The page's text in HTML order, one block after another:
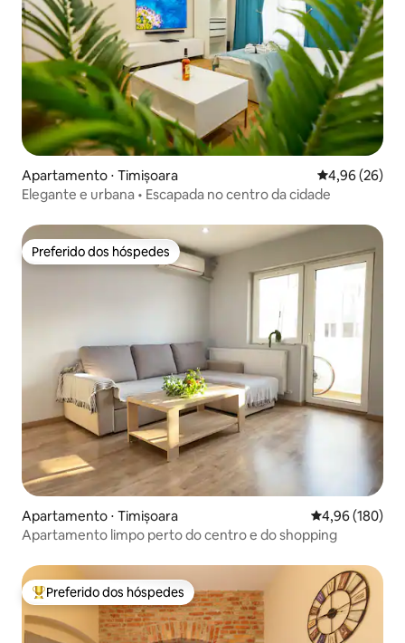
Apartamento ⋅ Timișoara 4,96 de uma
4,96 (26)
Elegante e urbana • Escapada no centro da cidade
Preferido dos hóspedes
Preferido dos hóspedes
Apartamento ⋅ Timișoara 4,96 de uma
4,96 (180)
Apartamento limpo perto do centro e do shopping
Entre os melhores preferidos dos hóspedes
Preferido dos hóspedes